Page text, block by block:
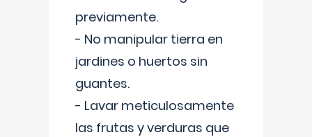
previamente.
- No manipular tierra en
jardines o huertos sin
guantes.
- Lavar meticulosamente
las frutas y verduras que